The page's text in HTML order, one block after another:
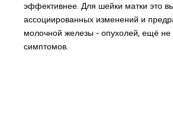
эффективнее. Для шейки матки это
ассоциированных изменений и
молочной железы - опухолей, ещё не
симптомов.